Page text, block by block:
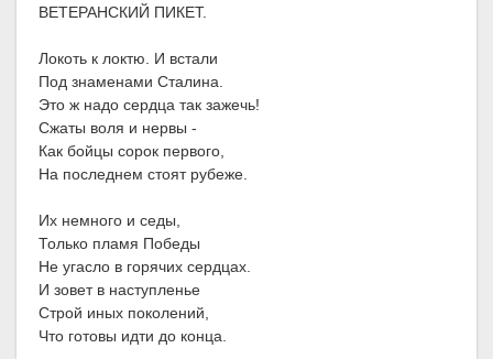
ВЕТЕРАНСКИЙ ПИКЕТ.
Локоть к локтю. И встали
Под знаменами Сталина.
Это ж надо сердца так зажечь!
Сжаты воля и нервы -
Как бойцы сорок первого,
На последнем стоят рубеже.
Их немного и седы,
Только пламя Победы
Не угасло в горячих сердцах.
И зовет в наступленье
Строй иных поколений,
Что готовы идти до конца.